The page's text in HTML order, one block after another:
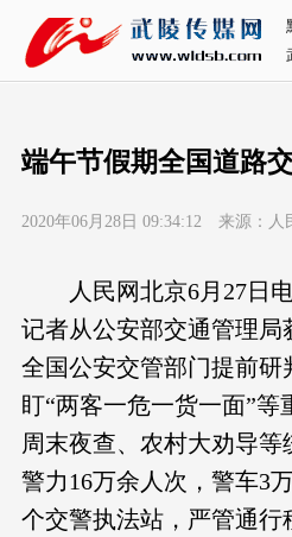
端午节假期全国道路
2020年06月28日 09:34:12 来源：人
人民网北京6月27日
记者从公安部交通管理局
全国公安交管部门提前研
盯“两客一危一货一面”
周末夜查、农村大劝导等
警力16万余人次，警车3
个交警执法站，严管通行